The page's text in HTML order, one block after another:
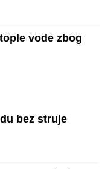
vode zbog
bez struje